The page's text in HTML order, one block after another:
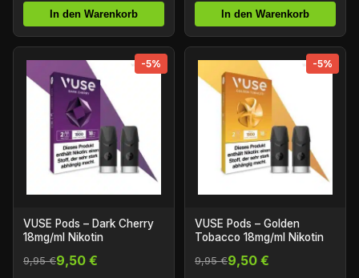
In den Warenkorb In den Warenkorb
-5%
VUSE Pods – Dark Cherry
18mg/ml Nikotin
9,95 €9,50 €
-5%
VUSE Pods – Golden
Tobacco 18mg/ml Nikotin
9,95 €9,50 €